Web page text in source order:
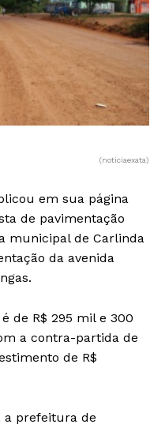
(noticiaexata)
em sua página
de pavimentação
municipal de Carlinda
da avenida
de R$ 295 mil e 300
a contra-partida de
de R$
a prefeitura de